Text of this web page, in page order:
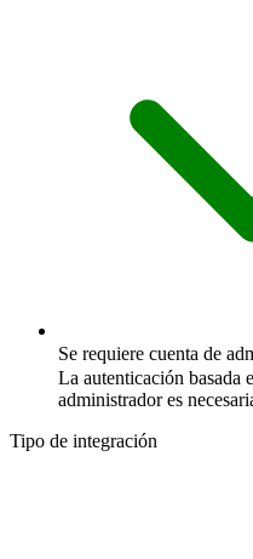
Se requiere cuenta de
La autenticación basada
administrador es
Tipo de integración